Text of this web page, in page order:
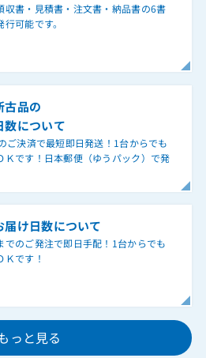
収書・見積書・注文書・納品書の6書
可能です。
古品の
数について
ご決済で最短即日発送！1台からでも
Ｋです！日本郵便（ゆうパック）で発
届け日数について
でのご発注で即日手配！1台からでも
Ｋです！
っと見る